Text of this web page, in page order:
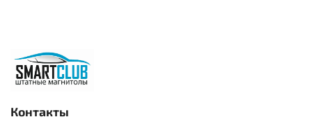
Контакты